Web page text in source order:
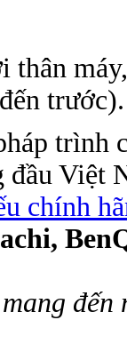
thân
trước).
trình
Việt
chính